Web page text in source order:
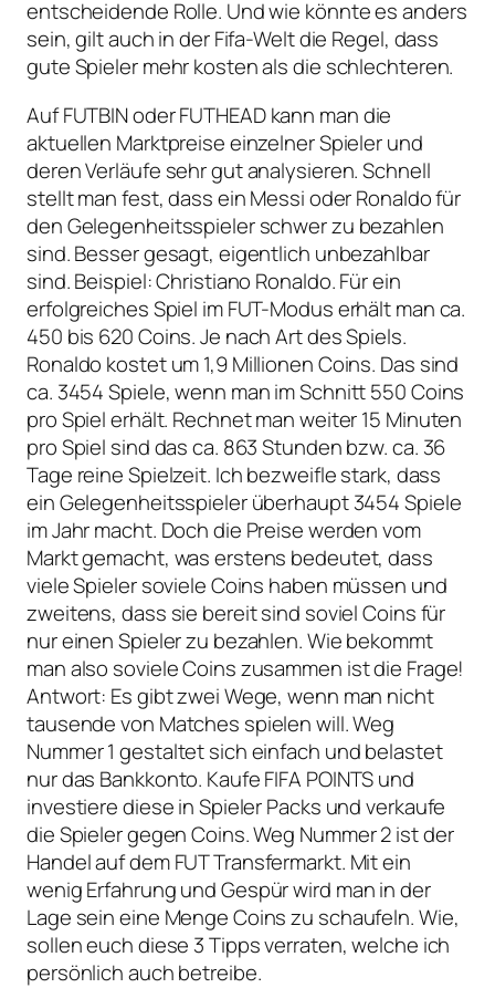
entscheidende Rolle. Und wie könnte es anders
sein, gilt auch in der Fifa-Welt die Regel, dass
gute Spieler mehr kosten als die schlechteren.
Auf FUTBIN oder FUTHEAD kann man die
aktuellen Marktpreise einzelner Spieler und
deren Verläufe sehr gut analysieren. Schnell
stellt man fest, dass ein Messi oder Ronaldo für
den Gelegenheitsspieler schwer zu bezahlen
sind. Besser gesagt, eigentlich unbezahlbar
sind. Beispiel: Christiano Ronaldo. Für ein
erfolgreiches Spiel im FUT-Modus erhält man ca.
450 bis 620 Coins. Je nach Art des Spiels.
Ronaldo kostet um 1,9 Millionen Coins. Das sind
ca. 3454 Spiele, wenn man im Schnitt 550 Coins
pro Spiel erhält. Rechnet man weiter 15 Minuten
pro Spiel sind das ca. 863 Stunden bzw. ca. 36
Tage reine Spielzeit. Ich bezweifle stark, dass
ein Gelegenheitsspieler überhaupt 3454 Spiele
im Jahr macht. Doch die Preise werden vom
Markt gemacht, was erstens bedeutet, dass
viele Spieler soviele Coins haben müssen und
zweitens, dass sie bereit sind soviel Coins für
nur einen Spieler zu bezahlen. Wie bekommt
man also soviele Coins zusammen ist die Frage!
Antwort: Es gibt zwei Wege, wenn man nicht
tausende von Matches spielen will. Weg
Nummer 1 gestaltet sich einfach und belastet
nur das Bankkonto. Kaufe FIFA POINTS und
investiere diese in Spieler Packs und verkaufe
die Spieler gegen Coins. Weg Nummer 2 ist der
Handel auf dem FUT Transfermarkt. Mit ein
wenig Erfahrung und Gespür wird man in der
Lage sein eine Menge Coins zu schaufeln. Wie,
sollen euch diese 3 Tipps verraten, welche ich
persönlich auch betreibe.